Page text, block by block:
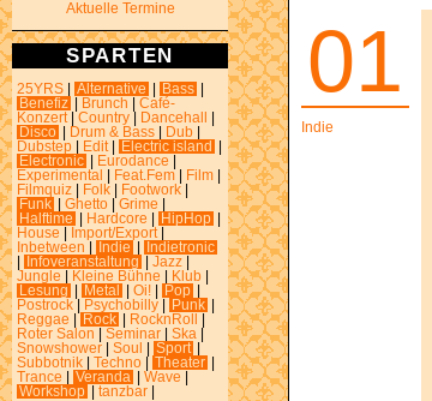
Aktuelle Termine
SPARTEN
25YRS Alternative Bass
Benefiz
Brunch
Café-
Konzert
Country Dancehall
Disco
Drum & Bass Dub
Dubstep
Edit Electric island
Electronic
Eurodance
Experimental
Feat.Fem Film
Filmquiz
Folk Footwork
Funk
Ghetto Grime
Halftime
Hardcore HipHop
House
Import/Export
Inbetween
Indie
Indietronic
Infoveranstaltung Jazz
Jungle
Kleine Bühne Klub
Lesung
Metal Oi! Pop
Postrock
Psychobilly Punk
Reggae
Rock RocknRoll
Roter Salon
Seminar Ska
Snowshower
Soul Sport
Subbotnik
Techno Theater
Trance
Veranda Wave
Workshop
tanzbar
01
Indie